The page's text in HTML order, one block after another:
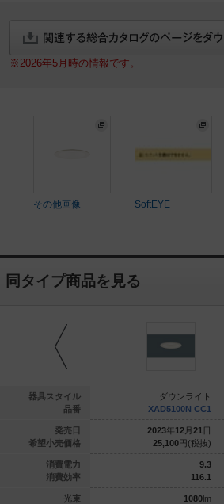
※2026年5月時の情報です。
その他画像 SoftEYE
同タイプ商品を見る
器具スタイル
品番
発売日
希望小売価格
消費電力
消費効率
光束
ダウンライト
円(税抜)
4.5
107.7
ダウンライト
XAD5100N CC1
2023年12月 21 日
25,100円(税抜)
9.3
116.1
1080lm